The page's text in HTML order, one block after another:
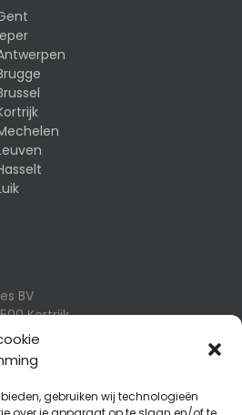
gebruiken wij technologieën
BV
Kortrijk